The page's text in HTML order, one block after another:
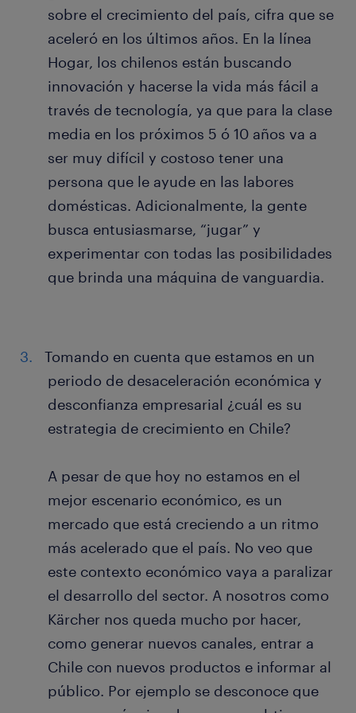
sobre el crecimiento del país, cifra que se
aceleró en los últimos años. En la línea
Hogar, los chilenos están buscando
innovación y hacerse la vida más fácil a
través de tecnología, ya que para la clase
media en los próximos 5 ó 10 años va a
ser muy difícil y costoso tener una
persona que le ayude en las labores
domésticas. Adicionalmente, la gente
busca entusiasmarse, “jugar” y
experimentar con todas las posibilidades
que brinda una máquina de vanguardia.
Tomando en cuenta que estamos en un
periodo de desaceleración económica y
desconfianza empresarial ¿cuál es su
estrategia de crecimiento en Chile?
A pesar de que hoy no estamos en el
mejor escenario económico, es un
mercado que está creciendo a un ritmo
más acelerado que el país. No veo que
este contexto económico vaya a paralizar
el desarrollo del sector. A nosotros como
Kärcher nos queda mucho por hacer,
como generar nuevos canales, entrar a
Chile con nuevos productos e informar al
público. Por ejemplo se desconoce que